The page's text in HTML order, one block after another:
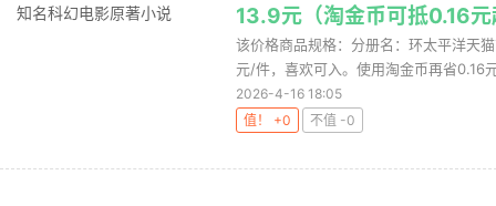
13.9元（淘金币可抵0.16元
该价格商品规格：分册名：环太平洋天
元/件，喜欢可入。使用淘金币再省0.16
2026-4-16 18:05
值！ +0
不值 -0